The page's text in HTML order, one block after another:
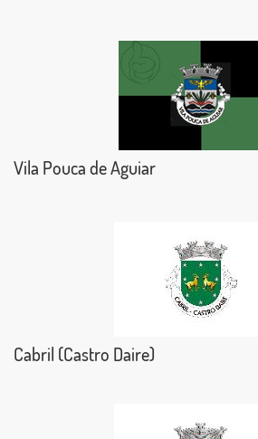
Vila Pouca de Aguiar
Cabril (Castro Daire)